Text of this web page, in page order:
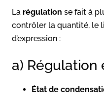
La régulation se fait à
contrôler la quantité, le
d’expression :
a) Régulation
État de